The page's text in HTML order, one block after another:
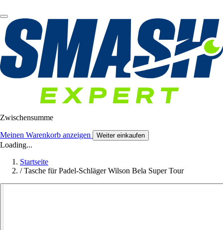
Zwischensumme
Meinen Warenkorb anzeigen Weiter einkaufen
Loading...
Startseite
/ Tasche für Padel-Schläger Wilson Bela Super Tour